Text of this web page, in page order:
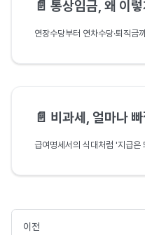
📄️ 통상임금, 왜 이
📄️ 비과세, 얼마나
이전